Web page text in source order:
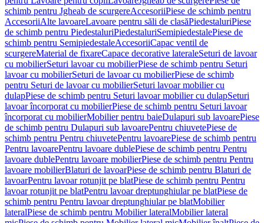
schimb pentru Jgheab de scurgereAccesoriiPiese de schimb pentru
AccesoriiAlte lavoareLavoare pentru săli de clasăPiedestaluriPiese
de schimb pentru PiedestaluriPiedestaluriSemipiedestalePiese de
schimb pentru SemipiedestaleAccesoriiCapac ventil de
scurgereMaterial de fixareCapace decorative lateraleSeturi de lavoar
cu mobilierSeturi lavoar cu mobilierPiese de schimb pentru Seturi
lavoar cu mobilierSeturi de lavoar cu mobilierPiese de schimb
pentru Seturi de lavoar cu mobilierSeturi lavoar mobilier cu
dulapPiese de schimb pentru Seturi lavoar mobilier cu dulapSeturi
lavoar încorporat cu mobilierPiese de schimb pentru Seturi lavoar
încorporat cu mobilierMobilier pentru baieDulapuri sub lavoarePiese
de schimb pentru Dulapuri sub lavoarePentru chiuvetePiese de
schimb pentru Pentru chiuvetePentru lavoarePiese de schimb pentru
Pentru lavoarePentru lavoare dublePiese de schimb pentru Pentru
lavoare dublePentru lavoare mobilierPiese de schimb pentru Pentru
lavoare mobilierBlaturi de lavoarPiese de schimb pentru Blaturi de
lavoarPentru lavoar rotunjit pe blatPiese de schimb pentru Pentru
lavoar rotunjit pe blatPentru lavoar dreptunghiular pe blatPiese de
schimb pentru Pentru lavoar dreptunghiular pe blatMobilier
lateralPiese de schimb pentru Mobilier lateralMobilier lateral